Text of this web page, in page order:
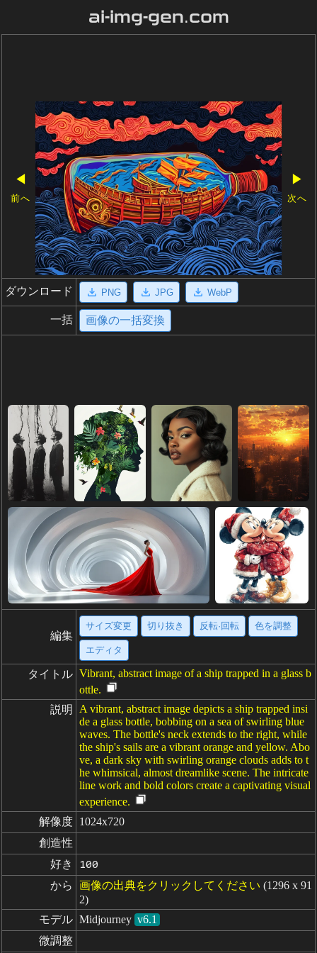
ai-img-gen.com
◀
前へ
▶
次へ
ダウンロード PNG JPG WebP
一括 画像の一括変換
編集
サイズ変更 切り抜き 反転·回転 色を調整
エディタ
タイトル Vibrant, abstract image of a ship trapped in a glass b
ottle.
説明
A vibrant, abstract image depicts a ship trapped insi
de a glass bottle, bobbing on a sea of swirling blue
waves. The bottle's neck extends to the right, while
the ship's sails are a vibrant orange and yellow. Abo
ve, a dark sky with swirling orange clouds adds to t
he whimsical, almost dreamlike scene. The intricate
line work and bold colors create a captivating visual
experience.
解像度 1024x720
創造性
好き
100
から 画像の出典をクリックしてください (1296 x 91
2)
モデル Midjourney v6.1
微調整